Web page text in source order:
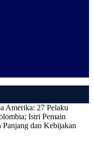
Amerika: 27 Pelaku
Istri Pemain
dan Kebijakan